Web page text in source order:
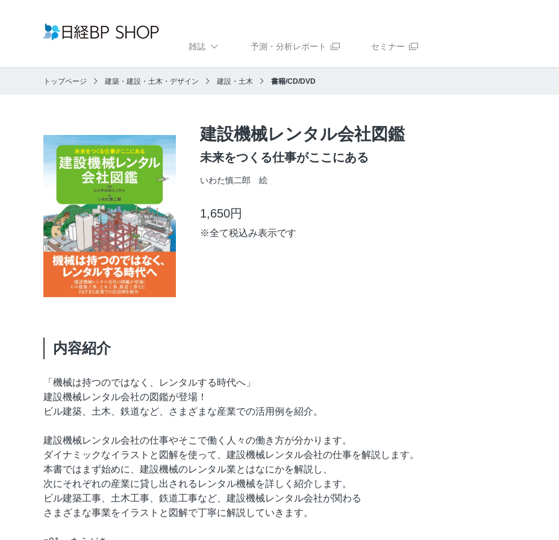
雑誌 予測・分析レポート セミナー
トップページ 建築・建設・土木・デザイン 建設・土木 書籍/CD/DVD
建設機械レンタル会社図鑑
未来をつくる仕事がここにある
いわた慎二郎 絵
1,650円
※全て税込み表示です
内容紹介
「機械は持つのではなく、レンタルする時代へ」
建設機械レンタル会社の図鑑が登場！
ビル建築、土木、鉄道など、さまざまな産業での活用例を紹介。
建設機械レンタル会社の仕事やそこで働く人々の働き方が分かります。
ダイナミックなイラストと図解を使って、建設機械レンタル会社の仕事を解説します。
本書ではまず始めに、建設機械のレンタル業とはなにかを解説し、
次にそれぞれの産業に貸し出されるレンタル機械を詳しく紹介します。
ビル建築工事、土木工事、鉄道工事など、建設機械レンタル会社が関わる
さまざまな事業をイラストと図解で丁寧に解説していきます。